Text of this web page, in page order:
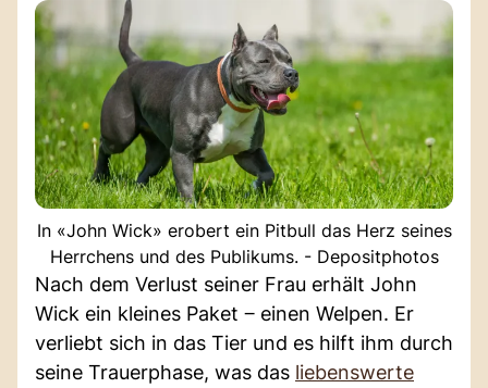
In «John Wick» erobert ein Pitbull das Herz seines
Herrchens und des Publikums. - Depositphotos
Nach dem Verlust seiner Frau erhält John
Wick ein kleines Paket ‒ einen Welpen. Er
verliebt sich in das Tier und es hilft ihm durch
seine Trauerphase, was das liebenswerte